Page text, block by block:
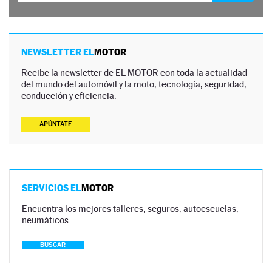
NEWSLETTER ELMOTOR
Recibe la newsletter de EL MOTOR con toda la actualidad
del mundo del automóvil y la moto, tecnología, seguridad,
conducción y eficiencia.
APÚNTATE
SERVICIOS ELMOTOR
Encuentra los mejores talleres, seguros, autoescuelas,
neumáticos…
BUSCAR